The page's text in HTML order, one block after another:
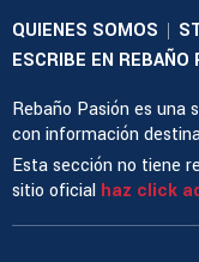
QUIENES SOMOS |
ESCRIBE EN REBAÑO
Rebaño Pasión es una
con información
Esta sección no tiene
sitio oficial haz click